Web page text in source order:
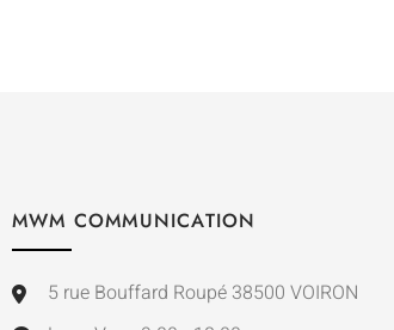
MWM COMMUNICATION
5 rue Bouffard Roupé 38500 VOIRON